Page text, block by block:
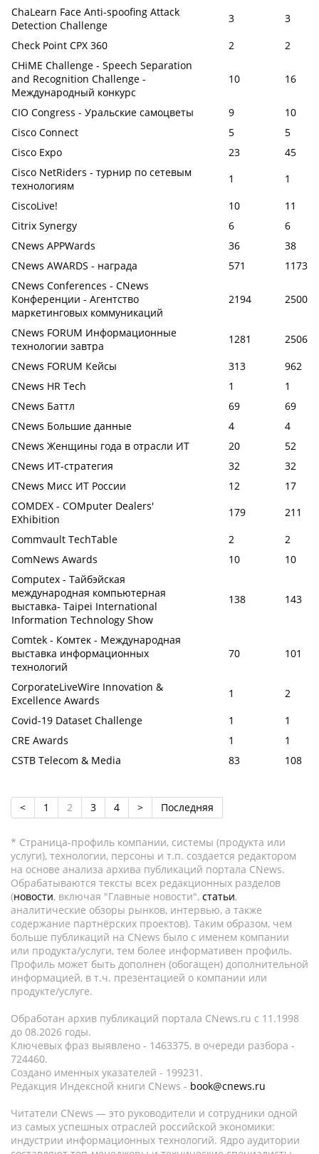
ChaLearn Face Anti-spoofing Attack
Detection Challenge
3
3
Check Point CPX 360
2
2
CHiME Challenge - Speech Separation
and Recognition Challenge -
Международный конкурс
10 16
CIO Congress - Уральские самоцветы 9
10
Cisco Connect
5
5
Cisco Expo
23
45
Cisco NetRiders - турнир по сетевым
технологиям
1
1
CiscoLive!
10
11
Citrix Synergy
6
6
CNews APPWards
36
38
CNews AWARDS - награда
571
1173
CNews Conferences - CNews
Конференции - Агентство
маркетинговых коммуникаций
2194 2500
CNews FORUM Информационные
технологии завтра
1281
2506
CNews FORUM Кейсы
313
962
CNews HR Tech
1
1
CNews Баттл
69
69
CNews Большие данные
4
4
CNews Женщины года в отрасли ИТ
20
52
CNews ИТ-стратегия
32
32
CNews Мисс ИТ России
12
17
COMDEX - COMputer Dealers'
EXhibition
179
211
Commvault TechTable
2
2
ComNews Awards
10
10
Computex - Тайбэйская
международная компьютерная
выставка- Taipei International
Information Technology Show
138 143
Comtek - Комтек - Международная
выставка информационных
технологий
70 101
CorporateLiveWire Innovation &
Excellence Awards
1
2
Covid-19 Dataset Challenge
1
1
CRE Awards
1
1
CSTB Telecom & Media
83 108
< 1 2 3 4 > Последняя
* Страница-профиль компании, системы (продукта или
услуги), технологии, персоны и т.п. создается редактором
на основе анализа архива публикаций портала CNews.
Обрабатываются тексты всех редакционных разделов
(новости, включая "Главные новости", статьи,
аналитические обзоры рынков, интервью, а также
содержание партнёрских проектов). Таким образом, чем
больше публикаций на CNews было с именем компании
или продукта/услуги, тем более информативен профиль.
Профиль может быть дополнен (обогащен) дополнительной
информацией, в т.ч. презентацией о компании или
продукте/услуге.
Обработан архив публикаций портала CNews.ru c 11.1998
до 08.2026 годы.
Ключевых фраз выявлено - 1463375, в очереди разбора -
724460.
Создано именных указателей - 199231.
Редакция Индексной книги CNews - book@cnews.ru
Читатели CNews — это руководители и сотрудники одной
из самых успешных отраслей российской экономики:
индустрии информационных технологий. Ядро аудитории